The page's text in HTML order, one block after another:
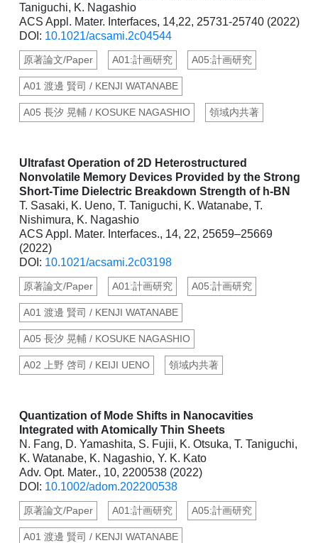
Taniguchi, K. Nagashio
ACS Appl. Mater. Interfaces, 14,22, 25731-25740 (2022)
DOI: 10.1021/acsami.2c04544
原著論文/Paper A01:計画研究 A05:計画研究
A01 渡邊 賢司 / KENJI WATANABE
A05 長汐 晃輔 / KOSUKE NAGASHIO 領域内共著
Ultrafast Operation of 2D Heterostructured
Nonvolatile Memory Devices Provided by the Strong
Short-Time Dielectric Breakdown Strength of h-BN
T. Sasaki, K. Ueno, T. Taniguchi, K. Watanabe, T.
Nishimura, K. Nagashio
ACS Appl. Mater. Interfaces., 14, 22, 25659–25669
(2022)
DOI: 10.1021/acsami.2c03198
原著論文/Paper A01:計画研究 A05:計画研究
A01 渡邊 賢司 / KENJI WATANABE
A05 長汐 晃輔 / KOSUKE NAGASHIO
A02 上野 啓司 / KEIJI UENO 領域内共著
Quantization of Mode Shifts in Nanocavities
Integrated with Atomically Thin Sheets
N. Fang, D. Yamashita, S. Fujii, K. Otsuka, T. Taniguchi,
K. Watanabe, K. Nagashio, Y. K. Kato
Adv. Opt. Mater., 10, 2200538 (2022)
DOI: 10.1002/adom.202200538
原著論文/Paper A01:計画研究 A05:計画研究
A01 渡邊 賢司 / KENJI WATANABE